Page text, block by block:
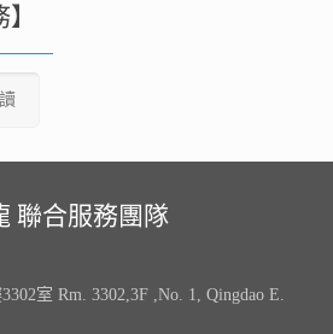
聯合服務團隊
室 Rm. 3302,3F ,No. 1, Qingdao E.